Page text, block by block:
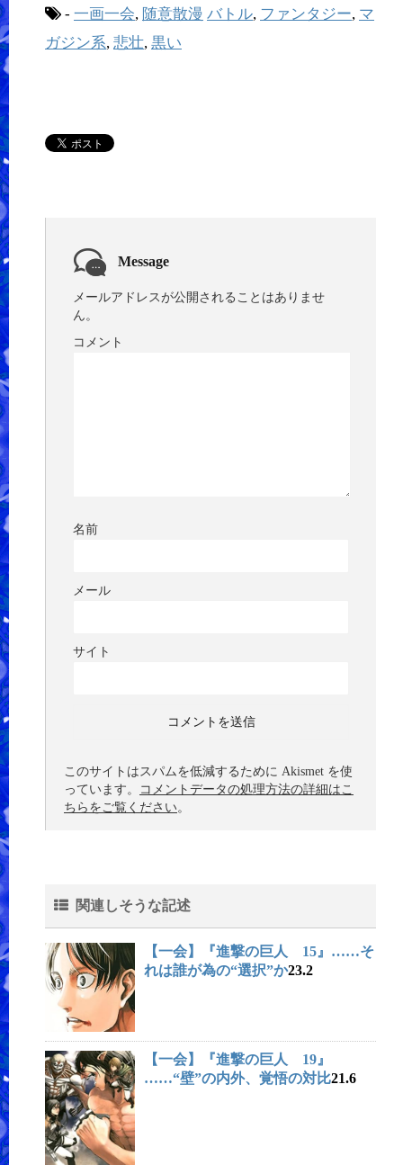
- 一画一会, 随意散漫 バトル, ファンタジー, マ
ガジン系, 悲壮, 黒い
Message
メールアドレスが公開されることはありませ
ん。
コメント
名前
メール
サイト
このサイトはスパムを低減するために Akismet を使
っています。
コメントデータの処理方法の詳細はこ
ちらをご覧ください。
関連しそうな記述
【一会】『進撃の巨人 15』……そ
れは誰が為の“選択”か23.2
【一会】『進撃の巨人 19』
……“壁”の内外、覚悟の対比21.6